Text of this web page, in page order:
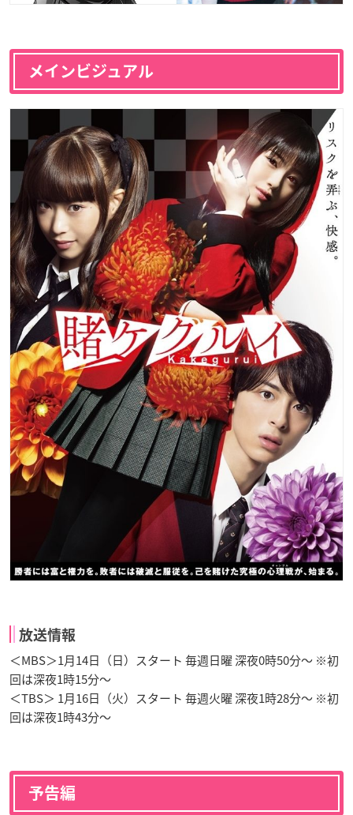
メインビジュアル
放送情報
＜MBS＞1月14日（日）スタート 毎週日曜 深夜0時50分～ ※初
回は深夜1時15分～
＜TBS＞ 1月16日（火）スタート 毎週火曜 深夜1時28分～ ※初
回は深夜1時43分～
予告編